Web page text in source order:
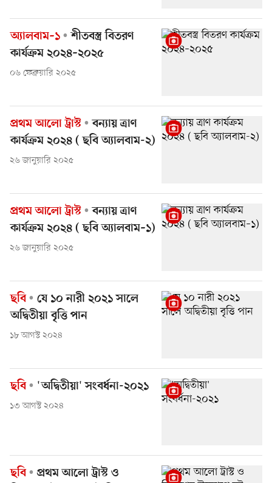
অ্যালবাম–১
শীতবস্ত্র বিতরণ
কার্যক্রম ২০২৪–২০২৫
০৬ ফেব্রুয়ারি ২০২৫
প্রথম আলো ট্রাস্ট
বন্যায় ত্রাণ
কার্যক্রম ২০২৪ ( ছবি অ্যালবাম-২)
২৬ জানুয়ারি ২০২৫
প্রথম আলো ট্রাস্ট
বন্যায় ত্রাণ
কার্যক্রম ২০২৪ ( ছবি অ্যালবাম–১)
২৬ জানুয়ারি ২০২৫
ছবি
যে ১০ নারী ২০২১ সালে
অদ্বিতীয়া বৃত্তি পান
১৮ আগস্ট ২০২৪
ছবি 'অদ্বিতীয়া' সংবর্ধনা-২০২১
১৩ আগস্ট ২০২৪
ছবি
প্রথম আলো ট্রাস্ট ও